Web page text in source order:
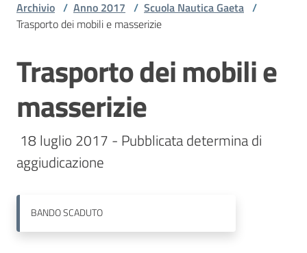
Accesso
Stazioni
appaltanti
Contatti
Archivio / Anno 2017 / Scuola Nautica Gaeta /
Trasporto dei mobili e masserizie
Salta al contenuto
Trasporto dei mobili e
masserizie
aggiudicazione
BANDOSCADUTO